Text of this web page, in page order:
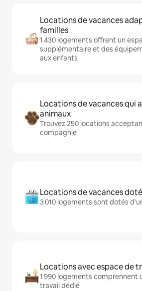
Locations de vacances
familles
1 430 logements offrent un
supplémentaire et des
aux enfants
Locations de vacances qui
animaux
Trouvez 250 locations
compagnie
Locations de vacances
3 010 logements sont dotés
Locations avec espace de
1 990 logements comprennent
travail dédié